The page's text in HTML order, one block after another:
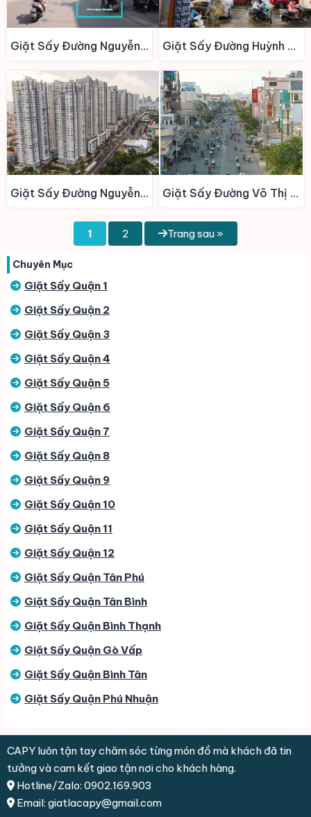
Giặt Sấy Đường Nguyễn Thị Thập Giặt Sấy Đường Huỳnh Tấn Phát
Giặt Sấy Đường Nguyễn Hữu Thọ Giặt Sấy Đường Võ Thị Sáu
1 2 Trang sau »
Chuyên Mục
Giặt Sấy Quận 1
Giặt Sấy Quận 2
Giặt Sấy Quận 3
Giặt Sấy Quận 4
Giặt Sấy Quận 5
Giặt Sấy Quận 6
Giặt Sấy Quận 7
Giặt Sấy Quận 8
Giặt Sấy Quận 9
Giặt Sấy Quận 10
Giặt Sấy Quận 11
Giặt Sấy Quận 12
Giặt Sấy Quận Tân Phú
Giặt Sấy Quận Tân Bình
Giặt Sấy Quận Bình Thạnh
Giặt Sấy Quận Gò Vấp
Giặt Sấy Quận Bình Tân
Giặt Sấy Quận Phú Nhuận
CAPY luôn tận tay chăm sóc từng món đồ mà khách đã tin
tưởng và cam kết giao tận nơi cho khách hàng.
Hotline/Zalo: 0902.169.903
Email: giatlacapy@gmail.com